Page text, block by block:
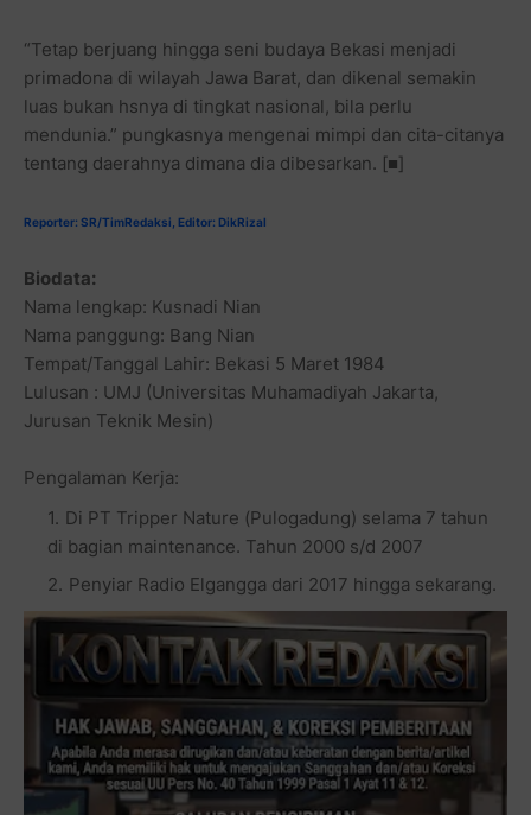
“Tetap berjuang hingga seni budaya Bekasi menjadi
primadona di wilayah Jawa Barat, dan dikenal semakin
luas bukan hsnya di tingkat nasional, bila perlu
mendunia.” pungkasnya mengenai mimpi dan cita-citanya
tentang daerahnya dimana dia dibesarkan. [■]
Reporter: SR/TimRedaksi, Editor: DikRizal
Biodata:
Nama lengkap: Kusnadi Nian
Nama panggung: Bang Nian
Tempat/Tanggal Lahir: Bekasi 5 Maret 1984
Lulusan : UMJ (Universitas Muhamadiyah Jakarta,
Jurusan Teknik Mesin)
Pengalaman Kerja:
Di PT Tripper Nature (Pulogadung) selama 7 tahun
di bagian maintenance. Tahun 2000 s/d 2007
Penyiar Radio Elgangga dari 2017 hingga sekarang.